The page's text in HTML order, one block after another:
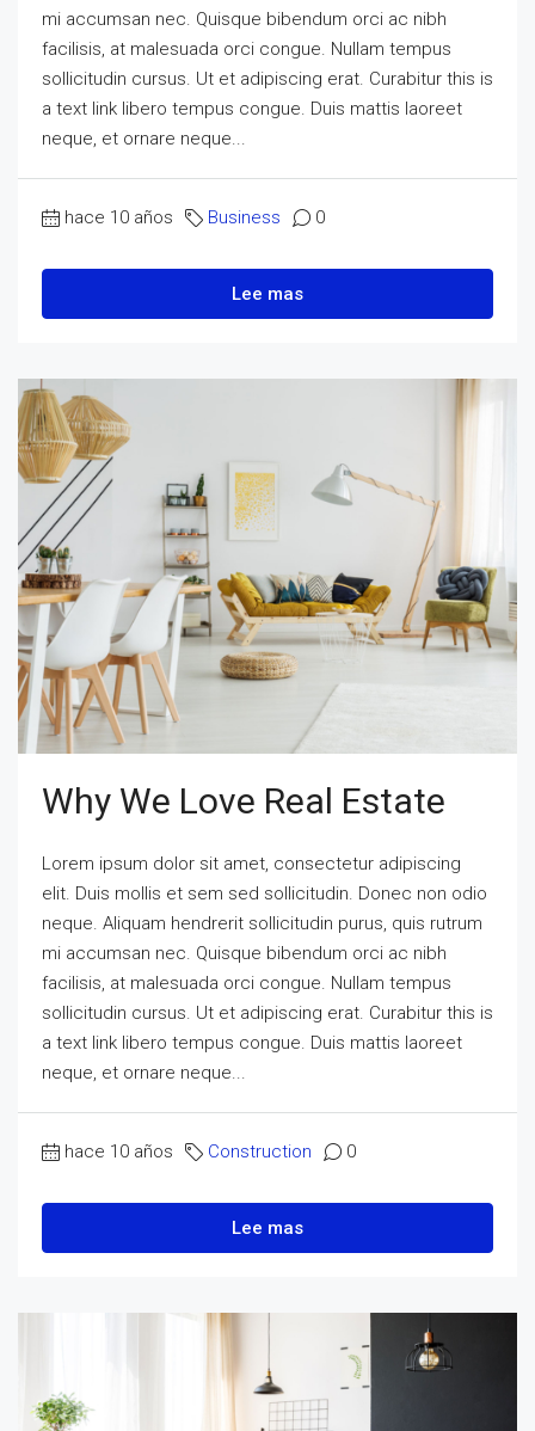
mi accumsan nec. Quisque bibendum orci ac nibh
facilisis, at malesuada orci congue. Nullam tempus
sollicitudin cursus. Ut et adipiscing erat. Curabitur this is
a text link libero tempus congue. Duis mattis laoreet
neque, et ornare neque...
hace 10 años Business 0
Lee mas
Why We Love Real Estate
Lorem ipsum dolor sit amet, consectetur adipiscing
elit. Duis mollis et sem sed sollicitudin. Donec non odio
neque. Aliquam hendrerit sollicitudin purus, quis rutrum
mi accumsan nec. Quisque bibendum orci ac nibh
facilisis, at malesuada orci congue. Nullam tempus
sollicitudin cursus. Ut et adipiscing erat. Curabitur this is
a text link libero tempus congue. Duis mattis laoreet
neque, et ornare neque...
hace 10 años Construction 0
Lee mas